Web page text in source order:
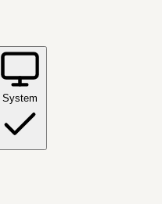
System